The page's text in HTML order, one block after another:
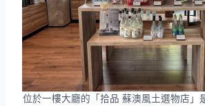
位於一樓大廳的「拾品 蘇澳風土選物店」